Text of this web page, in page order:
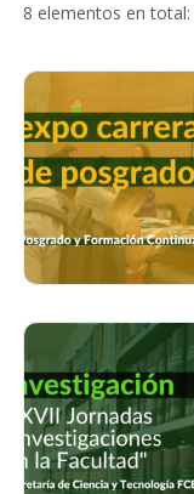
8 elementos en total: